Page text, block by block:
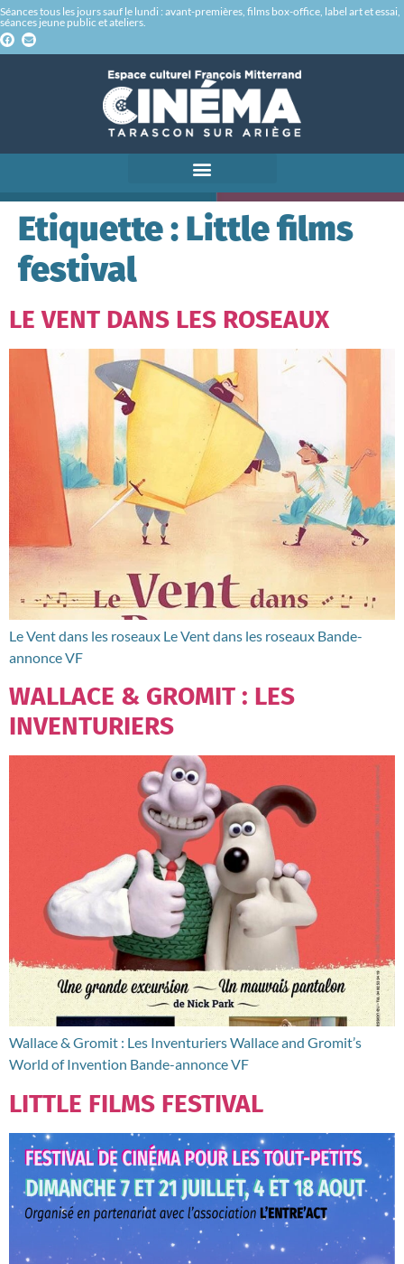
Séances tous les jours sauf le lundi : avant-premières, films box-office, label art et essai,
séances jeune public et ateliers.
Etiquette :Little films
festival
LE VENT DANS LES ROSEAUX
Le Vent dans les roseaux Le Vent dans les roseaux Bande-
annonce VF
WALLACE & GROMIT : LES
INVENTURIERS
Wallace & Gromit : Les Inventuriers Wallace and Gromit’s
World of Invention Bande-annonce VF
LITTLE FILMS FESTIVAL